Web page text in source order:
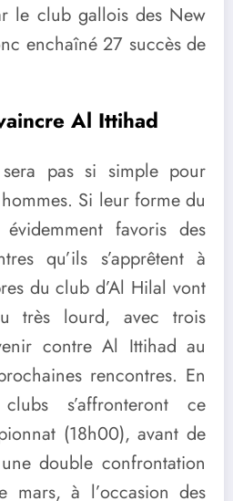
le club gallois des New
enchaîné 27 succès de
Al Ittihad
pas si simple pour
Si leur forme du
favoris des
qu’ils s’apprêtent à
du club d’Al Hilal vont
très lourd, avec trois
contre Al Ittihad au
rencontres. En
s’affronteront ce
(18h00), avant de
double confrontation
mars, à l’occasion des